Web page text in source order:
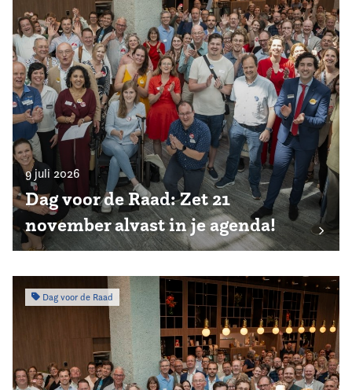
9 juli 2026
Dag voor de Raad: Zet 21
november alvast in je agenda!
Dag voor de Raad